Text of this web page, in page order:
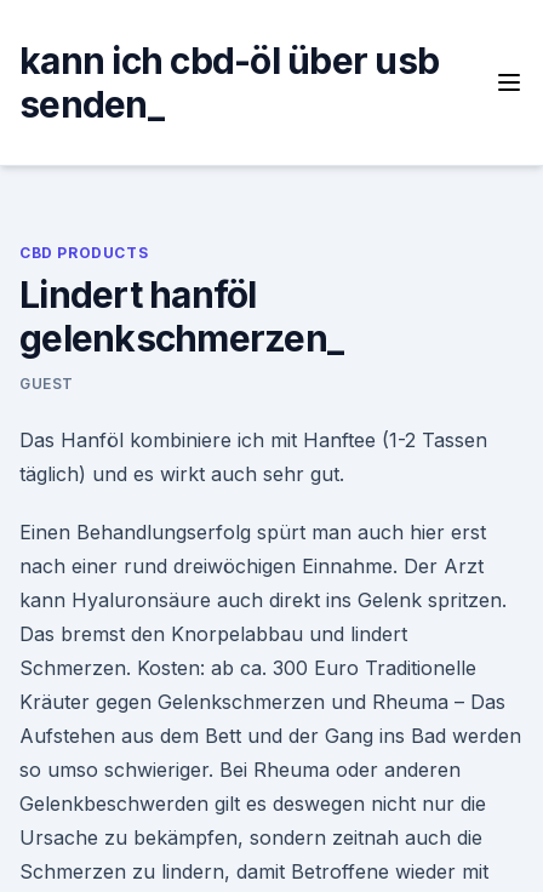
content
kann ich cbd-öl über usb
senden_
CBD PRODUCTS
Lindert hanföl
gelenkschmerzen_
GUEST
Das Hanföl kombiniere ich mit Hanftee (1-2 Tassen
täglich) und es wirkt auch sehr gut.
Einen Behandlungserfolg spürt man auch hier erst
nach einer rund dreiwöchigen Einnahme. Der Arzt
kann Hyaluronsäure auch direkt ins Gelenk spritzen.
Das bremst den Knorpelabbau und lindert
Schmerzen. Kosten: ab ca. 300 Euro Traditionelle
Kräuter gegen Gelenkschmerzen und Rheuma – Das
Aufstehen aus dem Bett und der Gang ins Bad werden
so umso schwieriger. Bei Rheuma oder anderen
Gelenkbeschwerden gilt es deswegen nicht nur die
Ursache zu bekämpfen, sondern zeitnah auch die
Schmerzen zu lindern, damit Betroffene wieder mit